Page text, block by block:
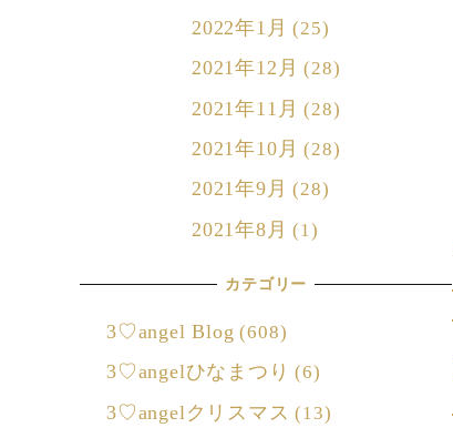
2022年1月 (25)
2021年12月 (28)
2021年11月 (28)
2021年10月 (28)
2021年9月 (28)
2021年8月 (1)
カテゴリー
3♡angel Blog (608)
3♡angelひなまつり (6)
3♡angelクリスマス (13)